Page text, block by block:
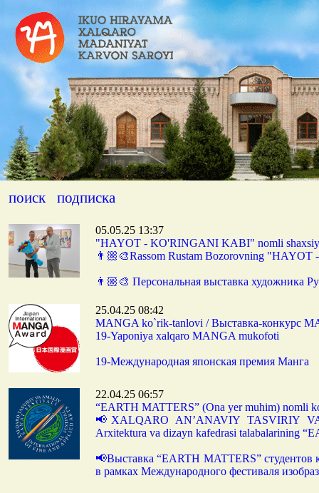
поиск подписка
05.05.25 13:37
"HAYOT - KO'RINGANI KABI" nomli
👨🏼‍🎨Rassom Rustam Bozorovning
👨🏼‍🎨 Персональная выставка
25.04.25 08:42
MANGA ko`rik-tanlovi / Выставка-конкурс
19-Yaponiya xalqaro MANGA mukofoti
19-Международная японская премия Манга
22.04.25 06:57
“EARTH MATTERS” (Ona yer muhim) nomli
📢XALQARO AN’ANAVIY TASVIRIY
Arxitektura va dizayn kafedrasi talabalarining
📢Выставка “EARTH MATTERS”
в рамках Международного фестиваля